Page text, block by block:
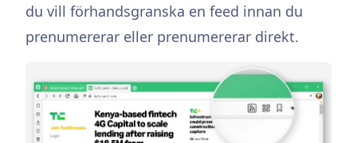
du vill förhandsgranska en feed innan du
prenumererar eller prenumererar direkt.